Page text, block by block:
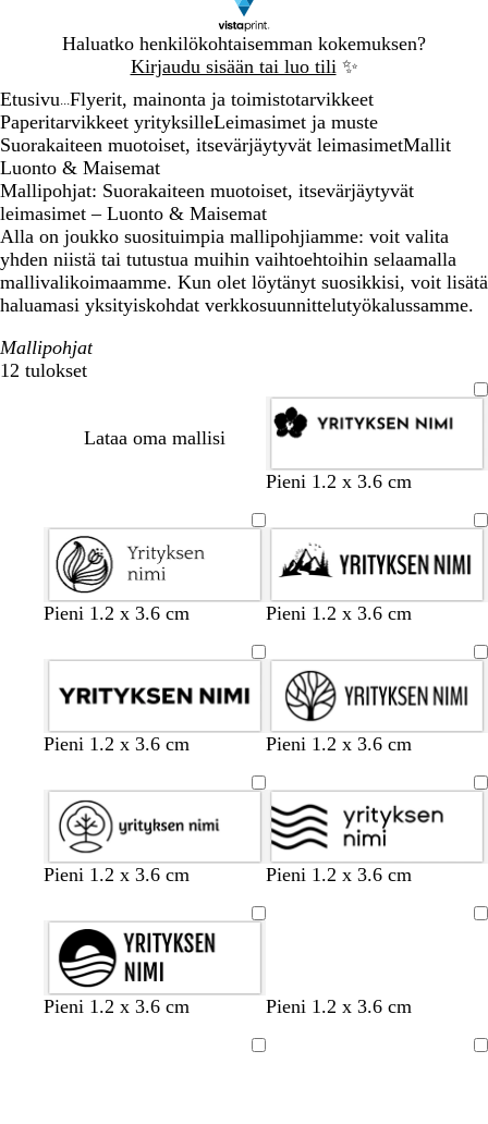
Haluatko henkilökohtaisemman kokemuksen?
Kirjaudu sisään tai luo tili ✨
1
Etusivu Flyerit, mainonta ja toimistotarvikkeet
Paperitarvikkeet yrityksilleLeimasimet ja muste
Suorakaiteen muotoiset, itsevärjäytyvät leimasimetMallit
Luonto & Maisemat
Mallipohjat: Suorakaiteen muotoiset, itsevärjäytyvät
leimasimet – Luonto & Maisemat
Alla on joukko suosituimpia mallipohjiamme: voit valita
yhden niistä tai tutustua muihin vaihtoehtoihin selaamalla
mallivalikoimaamme. Kun olet löytänyt suosikkisi, voit lisätä
haluamasi yksityiskohdat verkkosuunnittelutyökalussamme.
Mallipohjat
12 tulokset
Suodattimet
Lataa oma mallisi
Pieni 1.2 x 3.6 cm
Pieni 1.2 x 3.6 cm Pieni 1.2 x 3.6 cm
Pieni 1.2 x 3.6 cm Pieni 1.2 x 3.6 cm
Pieni 1.2 x 3.6 cm Pieni 1.2 x 3.6 cm
Pieni 1.2 x 3.6 cm Pieni 1.2 x 3.6 cm